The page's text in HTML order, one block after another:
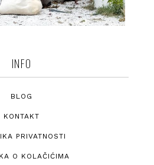
INFO
BLOG
KONTAKT
PRIVATNOSTI
O KOLAČIĆIMA